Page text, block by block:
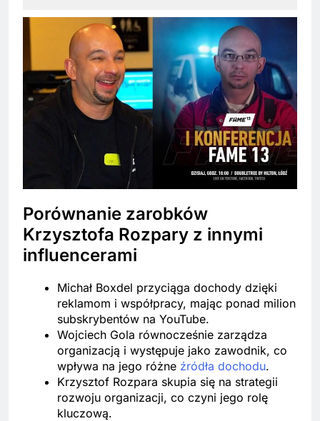
Porównanie zarobków
Krzysztofa Rozpary z innymi
influencerami
Michał Boxdel przyciąga dochody dzięki
reklamom i współpracy, mając ponad milion
subskrybentów na YouTube.
Wojciech Gola równocześnie zarządza
organizacją i występuje jako zawodnik, co
wpływa na jego różne źródła dochodu.
Krzysztof Rozpara skupia się na strategii
rozwoju organizacji, co czyni jego rolę
kluczową.